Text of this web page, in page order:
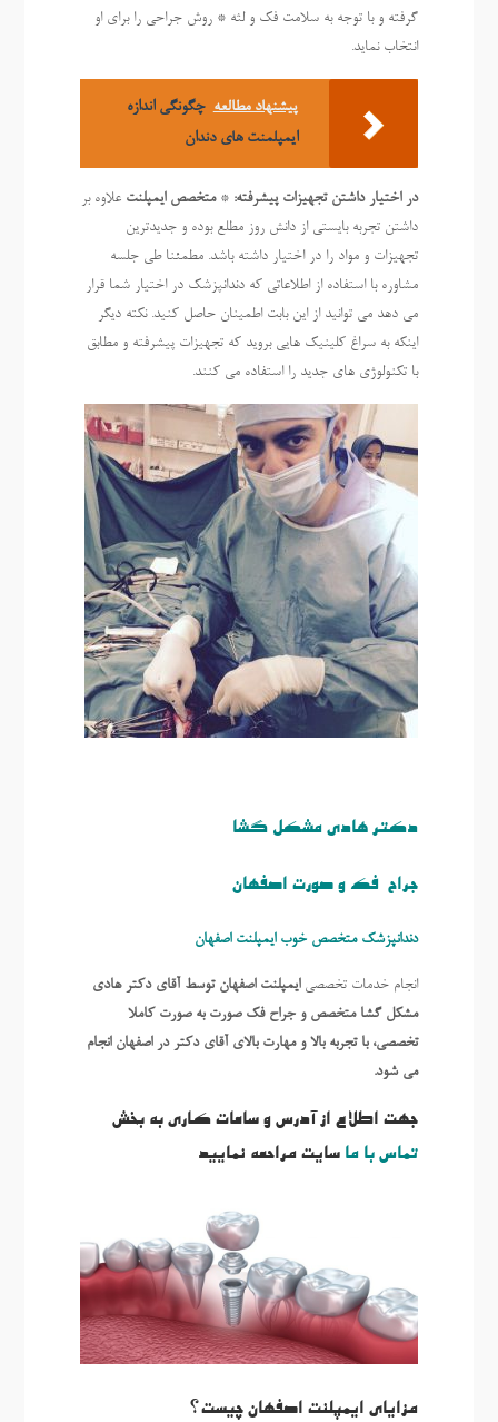
گرفته و با توجه به سلامت فک و لثه * روش جراحی را برای او
انتخاب نماید.
پیشنهاد مطالعه چگونگی اندازه
ایمپلمنت های دندان
در اختیار داشتن تجهیزات پیشرفته: *متخصص ایمپلنت علاوه بر
داشتن تجربه بایستی از دانش روز مطلع بوده و جدیدترین
تجهیزات و مواد را در اختیار داشته باشد. مطمئنا طی جلسه
مشاوره با استفاده از اطلاعاتی که دندانپزشک در اختیار شما قرار
می دهد می توانید از این بابت اطمینان حاصل کنید. نکته دیگر
اینکه به سراغ کلینیک هایی بروید که تجهیزات پیشرفته و مطابق
با تکنولوژی های جدید را استفاده می کنند.
دکتر هادی مشکل گشا
جراح فک و صورت اصفهان
دندانپزشک متخصص خوب ايمپلنت اصفهان
انجام خدمات تخصصیايمپلنت اصفهان توسط آقای دکتر هادی
مشکل گشا متخصص و جراح فک صورت به صورت کاملا
تخصصی، با تجربه بالا و مهارت بالای آقای دکتر در اصفهان انجام
می شود.
جهت اطلاع از آدرس و ساعات کاری به بخش
تماس با ما سایت مراحعه نمایید
مزایای ایمپلنت اصفهان چیست؟